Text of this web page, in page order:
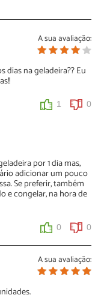
A sua avaliação:
dias na geladeira?? Eu
1 0
por 1 dia mas,
adicionar um pouco
Se preferir, também
e congelar, na hora de
0 0
A sua avaliação: